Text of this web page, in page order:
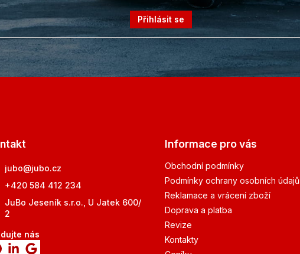
Přihlásit se
jubo@jubo.cz
+420 584 412 234
JuBo Jeseník s.r.o., U Jatek 600/
2
nás
Informace pro vás
Obchodní podmínky
Podmínky ochrany osobních údajů
Reklamace a vrácení zboží
Doprava a platba
Revize
Kontakty